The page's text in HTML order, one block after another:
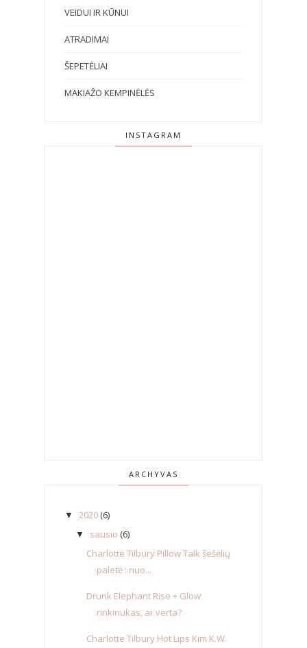
VEIDUI IR KŪNUI
ATRADIMAI
ŠEPETĖLIAI
MAKIAŽO KEMPINĖLĖS
INSTAGRAM
ARCHYVAS
▼ 2020 (6)
▼ sausio (6)
Charlotte Tilbury Pillow Talk šešėlių
paletė : nuo...
Drunk Elephant Rise + Glow
rinkinukas, ar verta?
Charlotte Tilbury Hot Lips Kim K.W.